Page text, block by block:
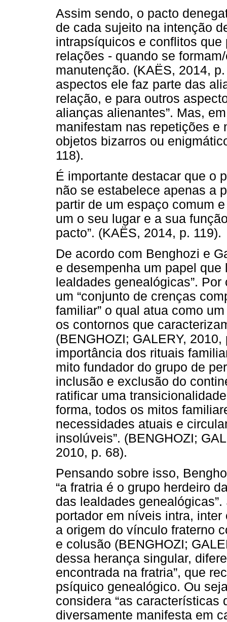
Assim sendo, o pacto
de cada sujeito na intenção
intrapsíquicos e conflitos
relações - quando se
manutenção. (KAËS, 2014,
aspectos ele faz parte das
relação, e para outros
alianças alienantes”. Mas,
manifestam nas repetições e
objetos bizarros ou
118).
É importante destacar que o
não se estabelece apenas a
partir de um espaço comum
um o seu lugar e a sua
pacto”. (KAËS, 2014, p. 119).
De acordo com Benghozi e
e desempenha um papel
lealdades genealógicas”.
um “conjunto de crenças
familiar” o qual atua como
os contornos que
(BENGHOZI; GALERY,
importância dos rituais
mito fundador do grupo de
inclusão e exclusão do
ratificar uma
forma, todos os mitos
necessidades atuais e
insolúveis”. (BENGHOZI;
2010, p. 68).
Pensando sobre isso,
“a fratria é o grupo herdeiro
das lealdades
portador em níveis intra,
a origem do vínculo fraterno
e colusão (BENGHOZI;
dessa herança singular,
encontrada na fratria”, que
psíquico genealógico. Ou
considera “as características
diversamente manifesta em